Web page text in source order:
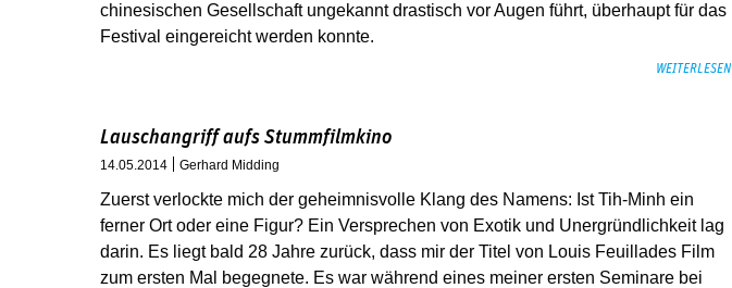
chinesischen Gesellschaft ungekannt drastisch vor Augen führt, überhaupt für das
Festival eingereicht werden konnte.
WEITERLESEN
Lauschangriff aufs Stummfilmkino
14.05.2014 Gerhard Midding
Zuerst verlockte mich der geheimnisvolle Klang des Namens: Ist Tih-Minh ein
ferner Ort oder eine Figur? Ein Versprechen von Exotik und Unergründlichkeit lag
darin. Es liegt bald 28 Jahre zurück, dass mir der Titel von Louis Feuillades Film
zum ersten Mal begegnete. Es war während eines meiner ersten Seminare bei